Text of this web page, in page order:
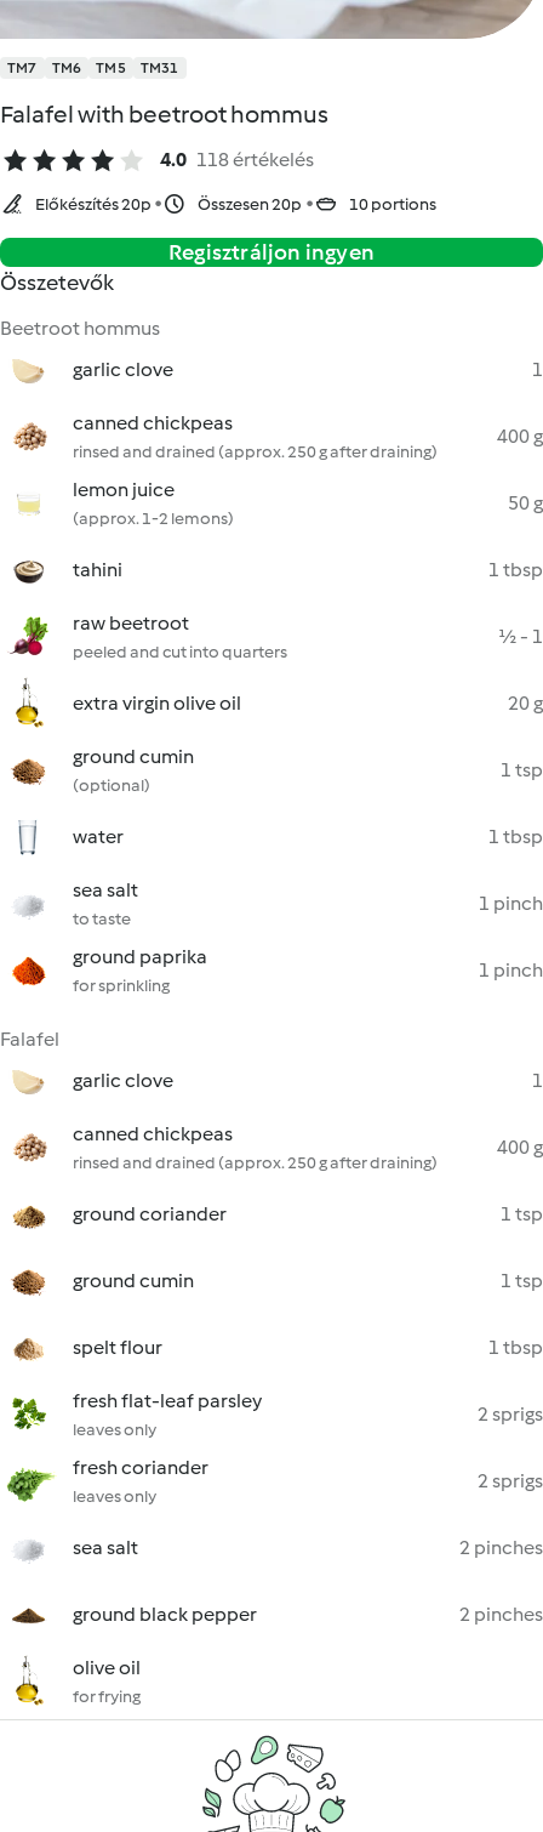
TM7 TM6 TM5 TM31
Falafel with beetroot hommus
4.0 118 értékelés
Előkészítés 20p Összesen 20p 10 portions
Regisztráljon ingyen
Összetevők
Beetroot hommus
garlic clove
1
canned chickpeas
rinsed and drained (approx. 250 g after draining)
400 g
lemon juice
(approx. 1-2 lemons)
50 g
tahini 1 tbsp
raw beetroot
peeled and cut into quarters
½ - 1
extra virgin olive oil 20 g
ground cumin
(optional)
1 tsp
water 1 tbsp
sea salt
to taste
1 pinch
ground paprika
for sprinkling
1 pinch
Falafel
garlic clove
1
canned chickpeas
rinsed and drained (approx. 250 g after draining)
400 g
ground coriander 1 tsp
ground cumin 1 tsp
spelt flour 1 tbsp
fresh flat-leaf parsley
leaves only
2 sprigs
fresh coriander
leaves only
2 sprigs
sea salt 2 pinches
ground black pepper 2 pinches
olive oil
for frying